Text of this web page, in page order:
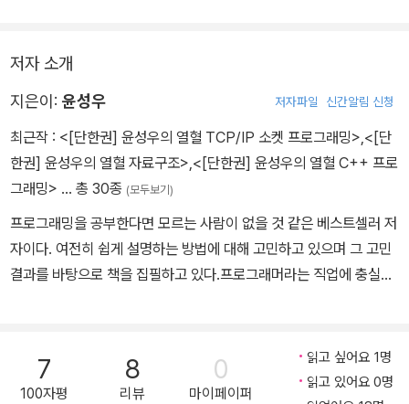
저자 소개
지은이: 윤성우 저자파일 신간알림 신청
최근작 : <[단한권] 윤성우의 열혈 TCP/IP 소켓 프로그래밍>,<[단
한권] 윤성우의 열혈 자료구조>,<[단한권] 윤성우의 열혈 C++ 프로
그래밍> … 총 30종 (모두보기)
프로그래밍을 공부한다면 모르는 사람이 없을 것 같은 베스트셀러 저
자이다. 여전히 쉽게 설명하는 방법에 대해 고민하고 있으며 그 고민
결과를 바탕으로 책을 집필하고 있다.프로그래머라는 직업에 충실하
처회사에서 개발자로 일하던 저자는 IT분야의 집필과 강의로 처음 이
름이 알려졌으며, 2004년부터 지금까지 OpenGL-ES 그래픽스 라
7
100자평
8
리뷰
0
마이페이퍼
읽고 싶어요 1명
읽고 있어요 0명